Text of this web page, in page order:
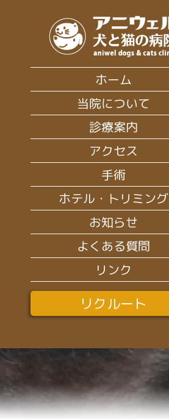
ホーム
当院について
診療案内
アクセス
手術
ホテル・トリミング
お知らせ
よくある質問
リンク
リクルート